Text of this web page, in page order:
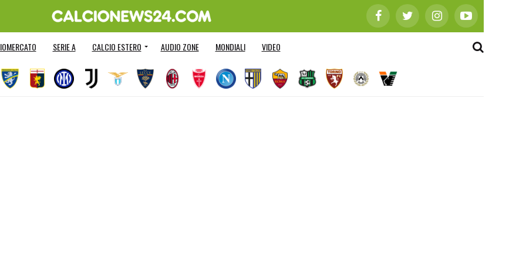
SERIE A CALCIO ESTERO AUDIO ZONE MONDIALI VIDEO